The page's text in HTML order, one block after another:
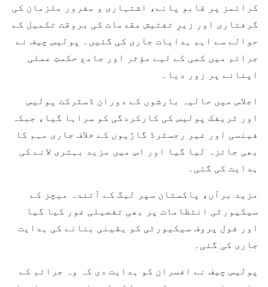
کرائمز پر قابو پانے، اشتہاری و مفرور ملزمان کی
گرفتاری اور زیرِ تفتیش مقدمات کی بروقت تکمیل کے
حوالے سے اہم ہدایات جاری کی گئیں۔ پولیس چیف نے
جرائم میں کمی کے لیے مؤثر اور جامع حکمتِ عملی
اپنانے پر زور دیا۔
اجلاس میں حالیہ بارشوں کے دوران ڈسٹرکٹ پولیس
اور ٹریفک پولیس کی کارکردگی کو سراہا گیا، جبکہ
فینسی اور غیر رجسٹرڈ گاڑیوں کے خلاف جاری مہم کا
بھی جائزہ لیا گیا اور اس میں مزید بہتری لانے کی
ہدایت کی گئی۔
مزید برآں، پاکستان سپر لیگ کے آئندہ میچز کے
سیکیورٹی انتظامات پر بھی تفصیلی غور کیا گیا
اور فول پروف سیکیورٹی کو یقینی بنانے کی ہدایت
جاری کی گئی۔
پولیس چیف نے افسران کو ہدایت دی کہ وہ جرائم کے